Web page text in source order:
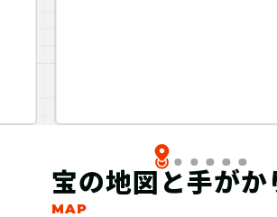
宝の地図と手がか